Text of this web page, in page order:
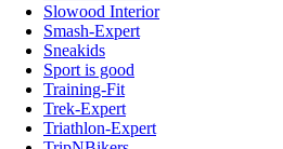
Slowood Interior
Smash-Expert
Sneakids
Sport is good
Training-Fit
Trek-Expert
Triathlon-Expert